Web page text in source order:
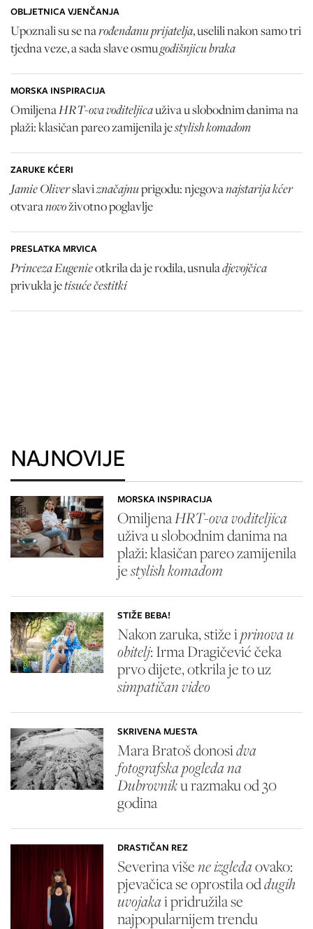
OBLJETNICA VJENČANJA
Upoznali su se narođendanu prijatelja, uselili nakon samo tri
tjedna veze, a sada slave osmugodišnjicu braka
MORSKA INSPIRACIJA
OmiljenaHRT-ova voditeljicauživa u slobodnim danima na
plaži: klasičan pareo zamijenila jestylish komadom
ZARUKE KĆERI
Jamie Oliverslaviznačajnuprigodu: njegovanajstarija kćer
otvaranovoživotno poglavlje
PRESLATKA MRVICA
Princeza Eugenieotkrila da je rodila, usnuladjevojčica
privukla jetisuće čestitki
NAJNOVIJE
MORSKA INSPIRACIJA
OmiljenaHRT-ova voditeljica
uživa u slobodnim danima na
plaži: klasičan pareo zamijenila
jestylish komadom
STIŽE BEBA!
Nakon zaruka, stiže iprinova u
obitelj: Irma Dragičević čeka
prvo dijete, otkrila je to uz
simpatičan video
SKRIVENA MJESTA
Mara Bratoš donosidva
fotografska pogleda na
Dubrovniku razmaku od 30
godina
DRASTIČAN REZ
Severina višene izgledaovako:
pjevačica se oprostila oddugih
uvojakai pridružila se
najpopularnijem trendu